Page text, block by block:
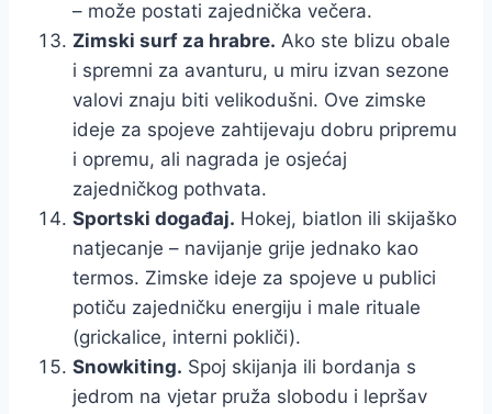
– može postati zajednička večera.
Zimski surf za hrabre. Ako ste blizu obale
i spremni za avanturu, u miru izvan sezone
valovi znaju biti velikodušni. Ove zimske
ideje za spojeve zahtijevaju dobru pripremu
i opremu, ali nagrada je osjećaj
zajedničkog pothvata.
Sportski događaj. Hokej, biatlon ili skijaško
natjecanje – navijanje grije jednako kao
termos. Zimske ideje za spojeve u publici
potiču zajedničku energiju i male rituale
(grickalice, interni pokliči).
Snowkiting. Spoj skijanja ili bordanja s
jedrom na vjetar pruža slobodu i lepršav